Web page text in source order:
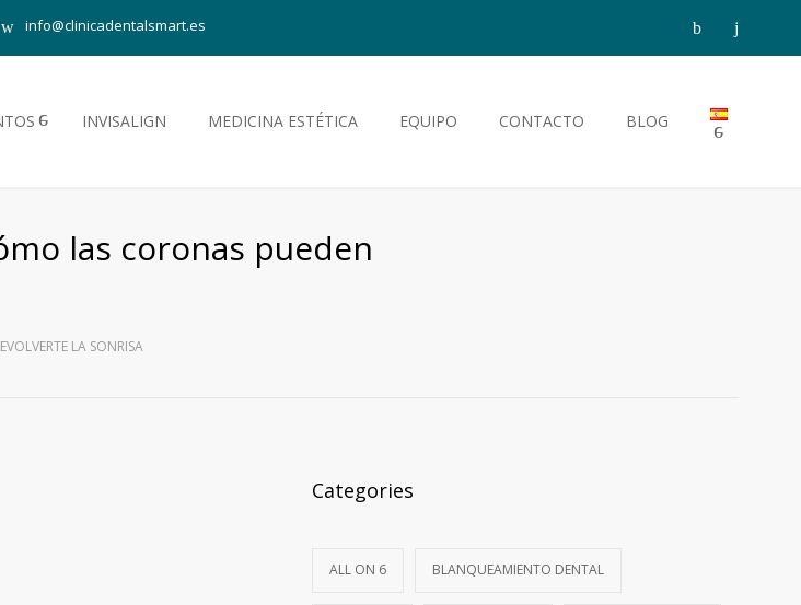
info@clinicadentalsmart.es
INVISALIGN MEDICINA ESTÉTICA EQUIPO CONTACTO BLOG
las coronas pueden
LA SONRISA
Categories
ALL ON 6 BLANQUEAMIENTO DENTAL